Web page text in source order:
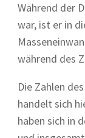
Während der
war, ist er in
während des
Die Zahlen
handelt sich
haben sich in